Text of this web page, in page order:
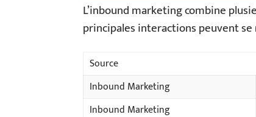
L’inbound marketing combine
principales interactions peuvent
Source
Inbound Marketing
Inbound Marketing